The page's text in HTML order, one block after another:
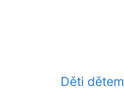
Děti dětem